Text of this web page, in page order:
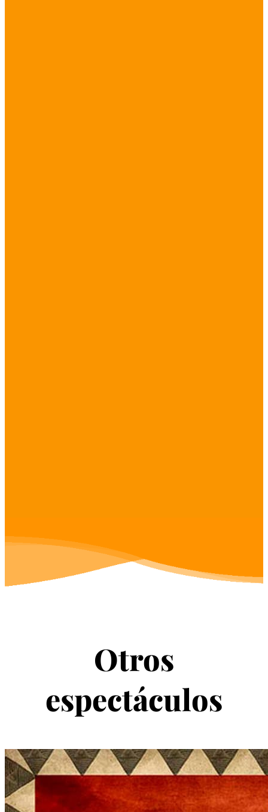
Otros
espectáculos